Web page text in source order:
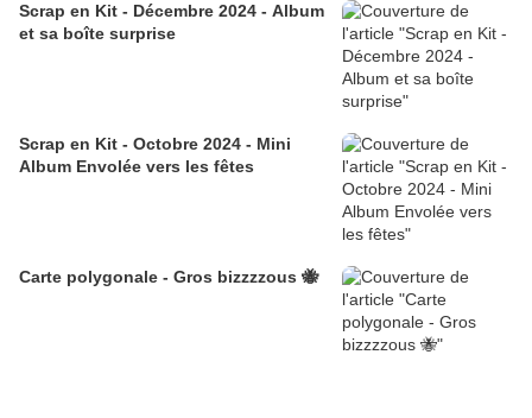
Scrap en Kit - Décembre 2024 - Album
et sa boîte surprise
Scrap en Kit - Octobre 2024 - Mini
Album Envolée vers les fêtes
Carte polygonale - Gros bizzzzous 🐝